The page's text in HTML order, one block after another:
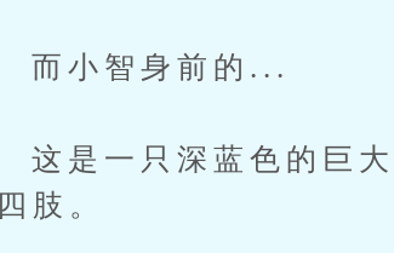
智身前的...
一只深蓝色的巨大
肢。